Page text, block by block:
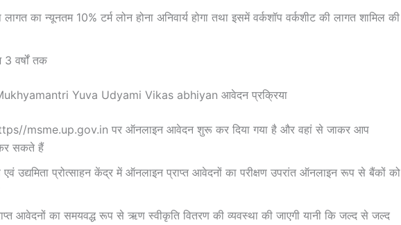
लागत का न्यूनतम 10% टर्म लोन होना अनिवार्य होगा तथा इसमें वर्कशॉप वर्कशीट की लागत शामिल की
वर्षों तक
Yuva Udyami Vikas abhiyan आवेदन प्रक्रिया
msme.up.gov.in पर ऑनलाइन आवेदन शुरू कर दिया गया है और वहां से जाकर आप
सकते हैं
एवं उद्यमिता प्रोत्साहन केंद्र में ऑनलाइन प्राप्त आवेदनों का परीक्षण उपरांत ऑनलाइन रूप से बैंकों को
आवेदनों का समयवद्ध रूप से ऋण स्वीकृति वितरण की व्यवस्था की जाएगी यानी कि जल्द से जल्द